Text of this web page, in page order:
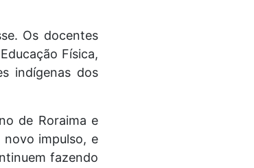
Os docentes
Física,
indígenas dos
de Roraima e
impulso, e
fazendo